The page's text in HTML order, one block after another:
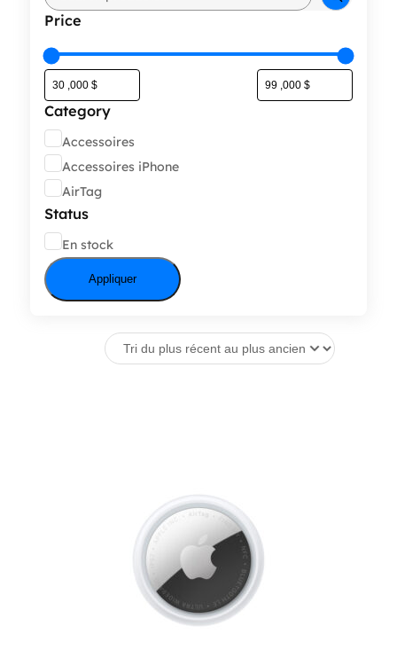
Price
Category
Catégorie
Accessoires
Accessoires iPhone
AirTag
Status
ÉtatEn stock
Appliquer